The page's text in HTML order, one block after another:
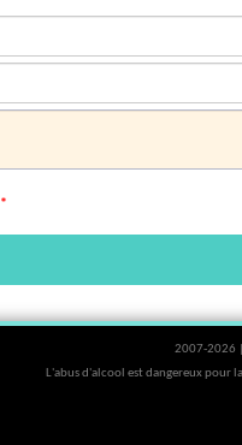
*
2007-2026 |
L'abus d'alcool est dangereux pour